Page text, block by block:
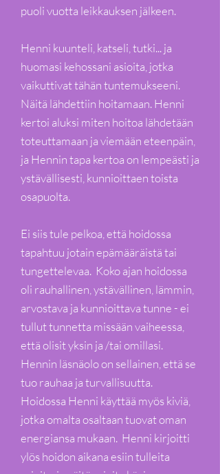
puoli vuotta leikkauksen jälkeen.
Henni kuunteli, katseli, tutki... ja
huomasi kehossani asioita, jotka
vaikuttivat tähän tuntemukseeni.
Näitä lähdettiin hoitamaan. Henni
kertoi aluksi miten hoitoa lähdetään
toteuttamaan ja viemään eteenpäin,
ja Hennin tapa kertoa on lempeästi ja
ystävällisesti, kunnioittaen toista
osapuolta.
Ei siis tule pelkoa, että hoidossa
tapahtuu jotain epämääräistä tai
tungettelevaa. Koko ajan hoidossa
oli rauhallinen, ystävällinen, lämmin,
arvostava ja kunnioittava tunne - ei
tullut tunnetta missään vaiheessa,
että olisit yksin ja /tai omillasi.
Hennin läsnäolo on sellainen, että se
tuo rauhaa ja turvallisuutta.
Hoidossa Henni käyttää myös kiviä,
jotka omalta osaltaan tuovat oman
energiansa mukaan. Henni kirjoitti
ylös hoidon aikana esiin tulleita